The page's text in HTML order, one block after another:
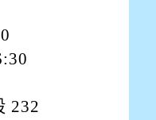
232